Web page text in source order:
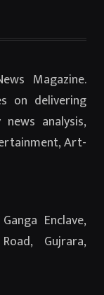
Magazine.
on delivering
analysis,
Art-
Enclave,
Gujrara,